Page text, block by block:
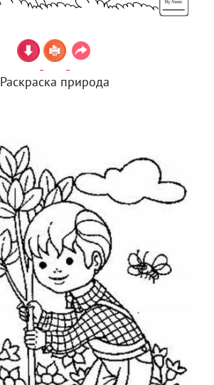
Раскраска природа